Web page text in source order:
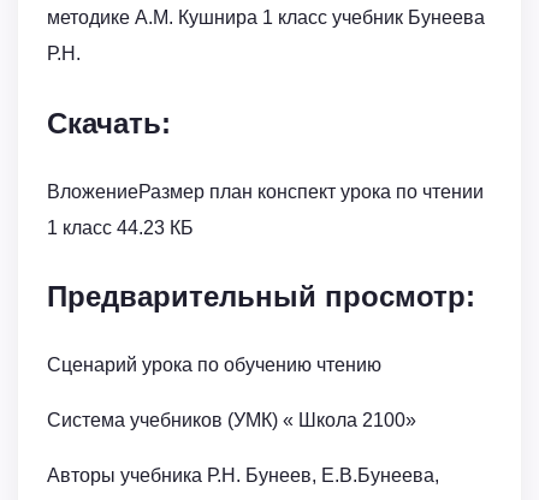
методике А.М. Кушнира 1 класс учебник Бунеева
Р.Н.
Скачать:
ВложениеРазмер план конспект урока по чтении
1 класс 44.23 КБ
Предварительный просмотр:
Сценарий урока по обучению чтению
Система учебников (УМК) « Школа 2100»
Авторы учебника Р.Н. Бунеев, Е.В.Бунеева,